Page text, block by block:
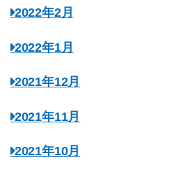
2022年2月
2022年1月
2021年12月
2021年11月
2021年10月